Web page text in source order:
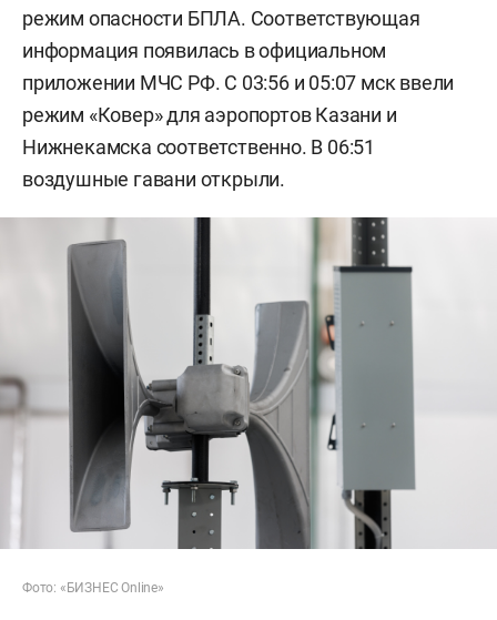
режим опасности БПЛА. Соответствующая
информация появилась в официальном
приложении МЧС РФ. С 03:56 и 05:07 мск ввели
режим «Ковер» для аэропортов Казани и
Нижнекамска соответственно. В 06:51
воздушные гавани открыли.
Фото: «БИЗНЕС Online»